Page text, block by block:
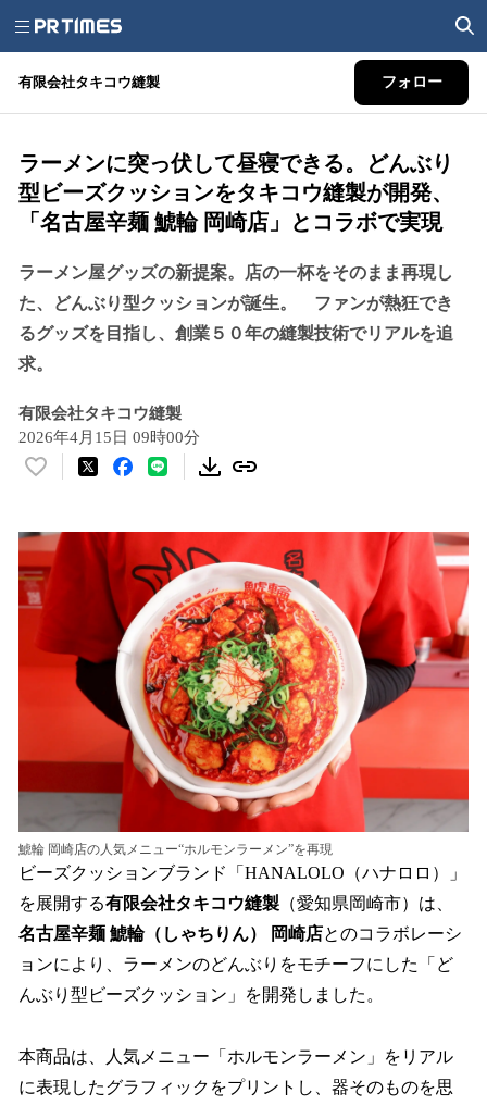
有限会社タキコウ縫製 フォロー
ラーメンに突っ伏して昼寝できる。どんぶり
型ビーズクッションをタキコウ縫製が開発、
「名古屋辛麺 鯱輪 岡崎店」とコラボで実現
ラーメン屋グッズの新提案。店の一杯をそのまま再現し
た、どんぶり型クッションが誕生。 ファンが熱狂でき
るグッズを目指し、創業５０年の縫製技術でリアルを追
求。
有限会社タキコウ縫製
2026年4月15日 09時00分
い
数
を
読
鯱輪 岡崎店の人気メニュー“ホルモンラーメン”を再現
ビーズクッションブランド「HANALOLO（ハナロロ）」
を展開する有限会社タキコウ縫製 （愛知県岡崎市）は、
名古屋辛麺 鯱輪（しゃちりん） 岡崎店とのコラボレーシ
ョンにより、ラーメンのどんぶりをモチーフにした「ど
んぶり型ビーズクッション」を開発しました。
本商品は、人気メニュー「ホルモンラーメン」をリアル
に表現したグラフィックをプリントし、器そのものを思